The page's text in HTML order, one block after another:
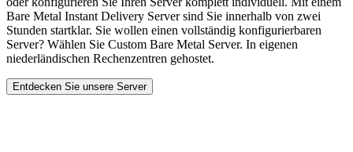
Bare Metal Instant Delivery Server sind Sie innerhalb von zwei
Stunden startklar. Sie wollen einen vollständig konfigurierbaren
Server? Wählen Sie Custom Bare Metal Server. In eigenen
niederländischen Rechenzentren gehostet.
Entdecken Sie unsere Server